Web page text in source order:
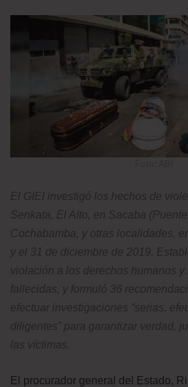
El GIEI investigó los hechos de
Senkata, El Alto, en Sacaba
Cochabamba, y otras localidades,
y el 31 de diciembre de 2019.
violación a los derechos humanos y
fallecidas, y formuló 36
efectuar investigaciones “serias,
diligentes” para garantizar verdad,
las víctimas.
El procurador general del Estado,